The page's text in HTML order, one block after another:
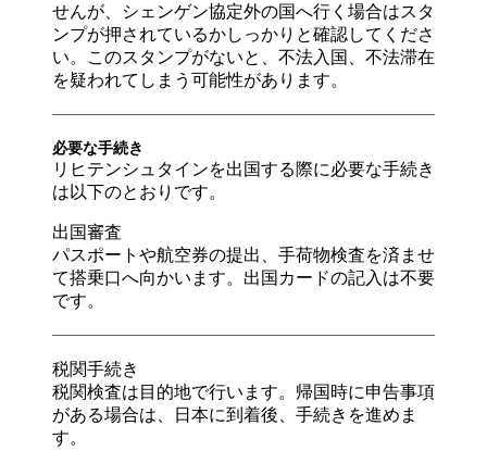
せんが、シェンゲン協定外の国へ行く場合はスタ
ンプが押されているかしっかりと確認してくださ
い。このスタンプがないと、不法入国、不法滞在
を疑われてしまう可能性があります。
必要な手続き
リヒテンシュタインを出国する際に必要な手続き
は以下のとおりです。
出国審査
パスポートや航空券の提出、手荷物検査を済ませ
て搭乗口へ向かいます。出国カードの記入は不要
です。
税関手続き
税関検査は目的地で行います。帰国時に申告事項
がある場合は、日本に到着後、手続きを進めま
す。